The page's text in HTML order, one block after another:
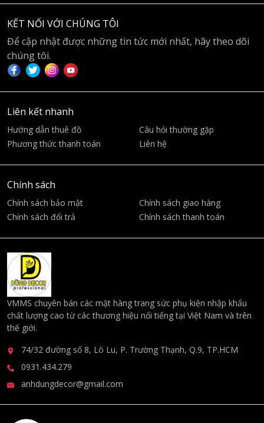
KẾT NỐI VỚI CHÚNG TÔI
Để cập nhật được những tin tức mới nhất, hãy theo dõi
chúng tôi.
Liên kết nhanh
Hướng dẫn thuê đồ
Câu hỏi thường gặp
Phương thức thanh toán
Liên hệ
Chính sách
Chính sách bảo mật
Chính sách giao hàng
Chính sách đổi trả
Chính sách thanh toán
VMMS chuyên bán các mặt hàng trang sức phụ kiện nhập khẩu
chất lượng cao từ các thương hiệu nổi tiếng tại Việt Nam và trên
thế giới.
74/32 đường số 8, Lò Lu, P. Trường Thạnh, Q.9, TP.HCM
0931.434.279
anhdungdecor@gmail.com